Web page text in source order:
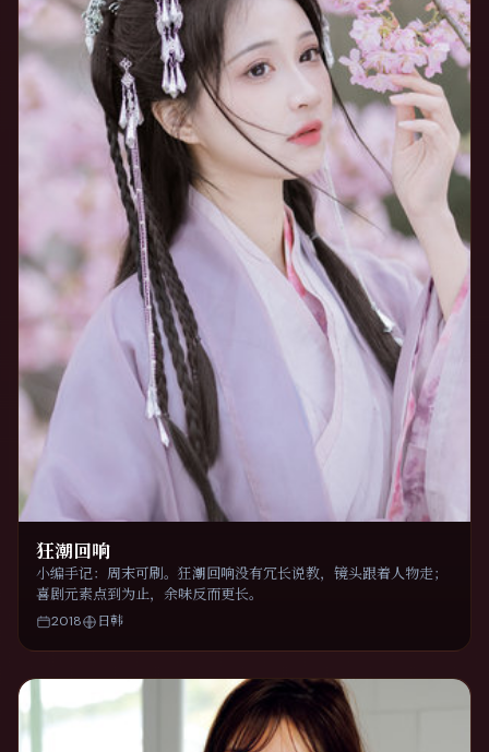
狂潮回响
小编手记：周末可刷。狂潮回响没有冗长说教，镜头跟着人物走；
喜剧元素点到为止，余味反而更长。
2018 日韩